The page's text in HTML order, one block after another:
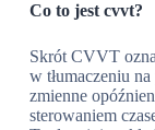
Co to jest cvvt?
Skrót CVVT
w tłumaczeniu
zmienne
sterowaniem